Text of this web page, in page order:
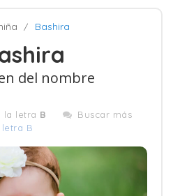
Bashira
del nombre
la letra B
Buscar más
B